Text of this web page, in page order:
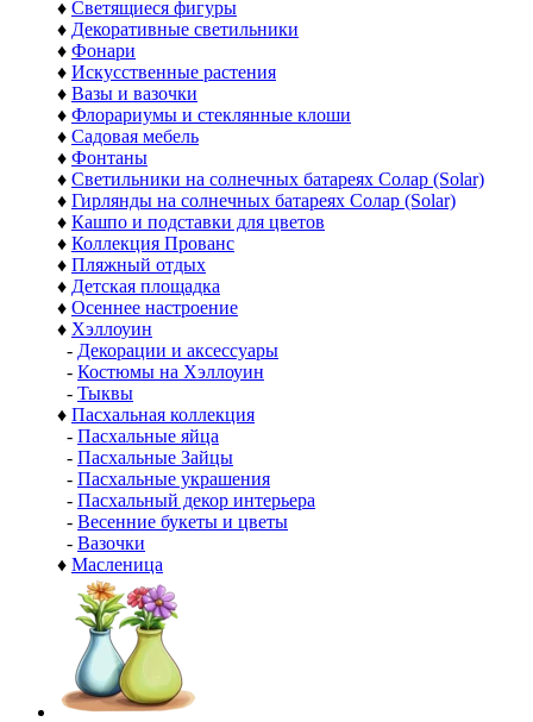
♦ Светящиеся фигуры
♦ Декоративные светильники
♦ Фонари
♦ Искусственные растения
♦ Вазы и вазочки
♦ Флорариумы и стеклянные клоши
♦ Садовая мебель
♦ Фонтаны
♦ Светильники на солнечных батареях Солар (Solar)
♦ Гирлянды на солнечных батареях Солар (Solar)
♦ Кашпо и подставки для цветов
♦ Коллекция Прованс
♦ Пляжный отдых
♦ Детская площадка
♦ Осеннее настроение
♦ Хэллоуин
- Декорации и аксессуары
- Костюмы на Хэллоуин
- Тыквы
♦ Пасхальная коллекция
- Пасхальные яйца
- Пасхальные Зайцы
- Пасхальные украшения
- Пасхальный декор интерьера
- Весенние букеты и цветы
- Вазочки
♦ Масленица